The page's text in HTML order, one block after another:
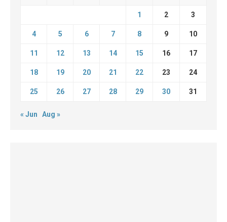
1 2 3
4 5 6 7 8 9 10
11 12 13 14 15 16 17
18 19 20 21 22 23 24
25 26 27 28 29 30 31
« Jun Aug »